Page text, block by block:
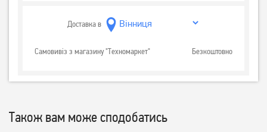
Доставка в
Самовивіз з магазину "Техномаркет" Безкоштовно
Також вам може сподобатись